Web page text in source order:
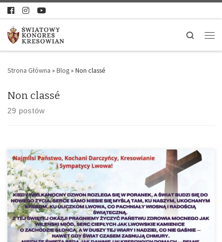
Search
Strona Główna » Blog» Non classé
Non classé
29 postów
Najmilsi Państwo, Kochani Darczyńcy, Kresowianie i Sympatycy
Lwowa! Kiedy Wielkanocny dzwon rozlega się w poranek, a świat
budzi się do nowego życia, serce samo niesie się myślą tam, ku
naszym, ukochanym Kresom, ku uliczkom Lwowa, co pachniały
wiosną i radością świąteczną.Z okazji Wielkanocy życzymy Wam
spokoju, nadziei i błogosławieństwa – […]